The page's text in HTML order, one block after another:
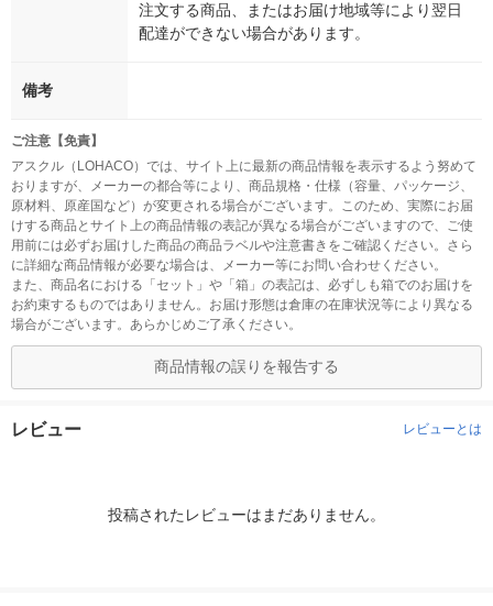
注文する商品、またはお届け地域等により翌日
配達ができない場合があります。
備考
ご注意【免責】
アスクル（LOHACO）では、サイト上に最新の商品情報を表示するよう努めて
おりますが、メーカーの都合等により、商品規格・仕様（容量、パッケージ、
原材料、原産国など）が変更される場合がございます。このため、実際にお届
けする商品とサイト上の商品情報の表記が異なる場合がございますので、ご使
用前には必ずお届けした商品の商品ラベルや注意書きをご確認ください。さら
に詳細な商品情報が必要な場合は、メーカー等にお問い合わせください。
また、商品名における「セット」や「箱」の表記は、必ずしも箱でのお届けを
お約束するものではありません。お届け形態は倉庫の在庫状況等により異なる
場合がございます。あらかじめご了承ください。
商品情報の誤りを報告する
レビュー レビューとは
投稿されたレビューはまだありません。